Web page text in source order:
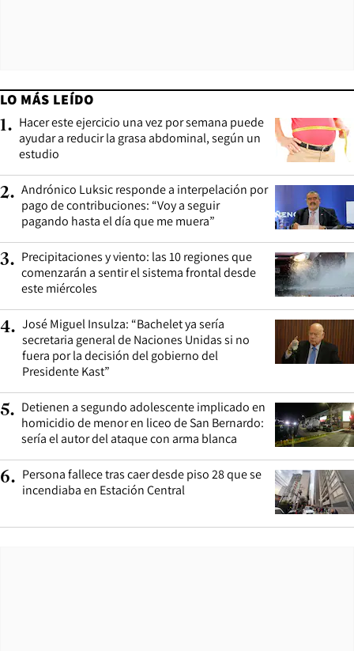
LO MÁS LEÍDO
1. Hacer este ejercicio una vez por semana puede
ayudar a reducir la grasa abdominal, según un
estudio
2. Andrónico Luksic responde a interpelación por
pago de contribuciones: “Voy a seguir
pagando hasta el día que me muera”
3. Precipitaciones y viento: las 10 regiones que
comenzarán a sentir el sistema frontal desde
este miércoles
4. José Miguel Insulza: “Bachelet ya sería
secretaria general de Naciones Unidas si no
fuera por la decisión del gobierno del
Presidente Kast”
5. Detienen a segundo adolescente implicado en
homicidio de menor en liceo de San Bernardo:
sería el autor del ataque con arma blanca
6. Persona fallece tras caer desde piso 28 que se
incendiaba en Estación Central